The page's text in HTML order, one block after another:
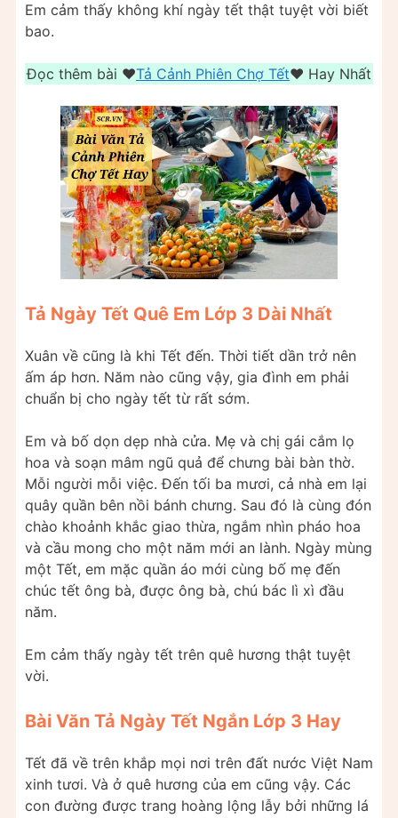
Em cảm thấy không khí ngày tết thật tuyệt vời biết
bao.
Đọc thêm bài ❤️️Tả Cảnh Phiên Chợ Tết❤️️ Hay Nhất
Tả Ngày Tết Quê Em Lớp 3 Dài Nhất
Xuân về cũng là khi Tết đến. Thời tiết dần trở nên
ấm áp hơn. Năm nào cũng vậy, gia đình em phải
chuẩn bị cho ngày tết từ rất sớm.
Em và bố dọn dẹp nhà cửa. Mẹ và chị gái cắm lọ
hoa và soạn mâm ngũ quả để chưng bài bàn thờ.
Mỗi người mỗi việc. Đến tối ba mươi, cả nhà em lại
quây quần bên nồi bánh chưng. Sau đó là cùng đón
chào khoảnh khắc giao thừa, ngắm nhìn pháo hoa
và cầu mong cho một năm mới an lành. Ngày mùng
một Tết, em mặc quần áo mới cùng bố mẹ đến
chúc tết ông bà, được ông bà, chú bác lì xì đầu
năm.
Em cảm thấy ngày tết trên quê hương thật tuyệt
vời.
Bài Văn Tả Ngày Tết Ngắn Lớp 3 Hay
Tết đã về trên khắp mọi nơi trên đất nước Việt Nam
xinh tươi. Và ở quê hương của em cũng vậy. Các
con đường được trang hoàng lộng lẫy bởi những lá